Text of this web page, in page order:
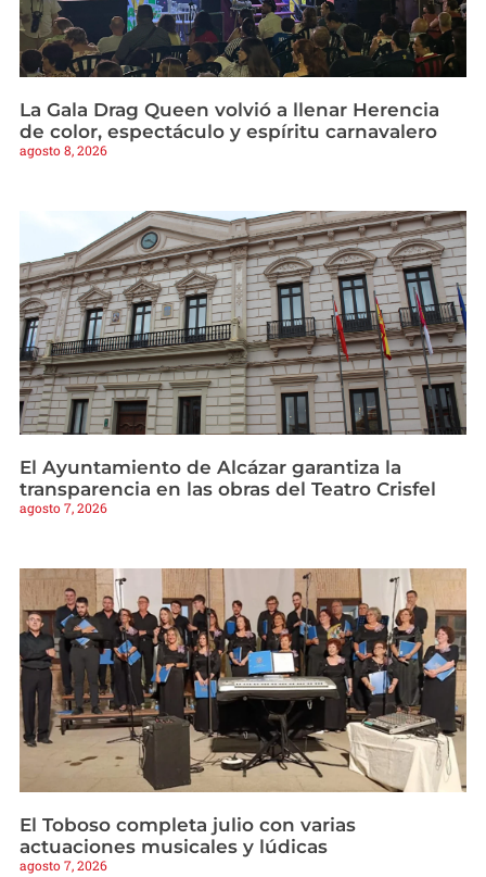
La Gala Drag Queen volvió a llenar Herencia
de color, espectáculo y espíritu carnavalero
agosto 8, 2026
El Ayuntamiento de Alcázar garantiza la
transparencia en las obras del Teatro Crisfel
agosto 7, 2026
El Toboso completa julio con varias
actuaciones musicales y lúdicas
agosto 7, 2026